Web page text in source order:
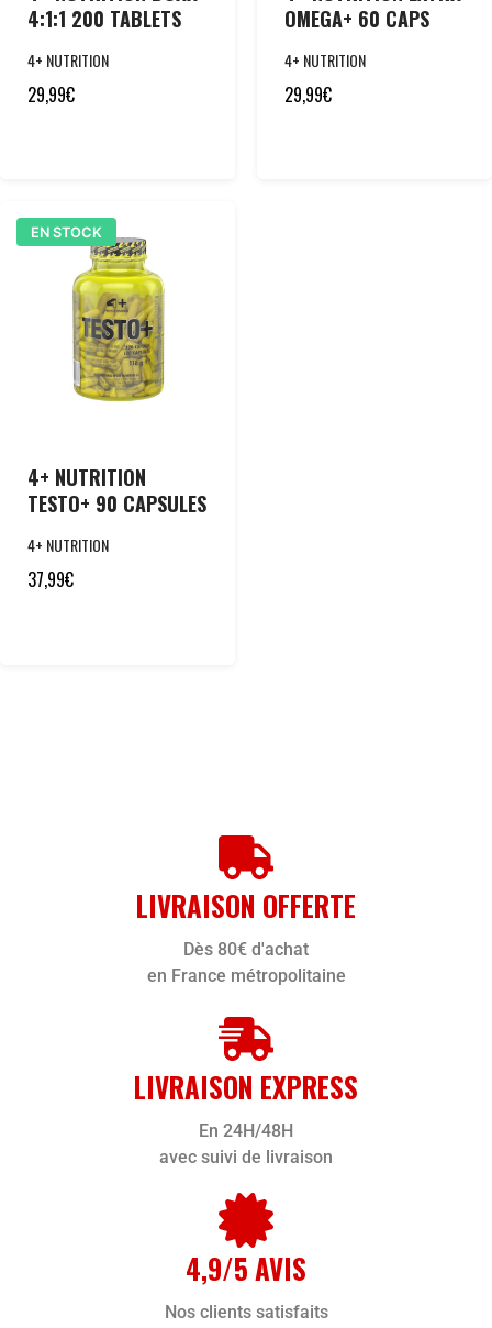
4:1:1 200 TABLETS
4+ NUTRITION
29,99€
OMEGA+ 60 CAPS
4+ NUTRITION
29,99€
EN STOCK
4+ NUTRITION
TESTO+ 90 CAPSULES
4+ NUTRITION
37,99€
LIVRAISON OFFERTE
Dès 80€ d'achat
en France métropolitaine
LIVRAISON EXPRESS
En 24H/48H
avec suivi de livraison
4,9/5 AVIS
Nos clients satisfaits